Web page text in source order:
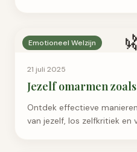
Emotioneel Welzijn
21 juli 2025
Jezelf omarmen
Ontdek effectieve
van jezelf, los zelfkritiek en